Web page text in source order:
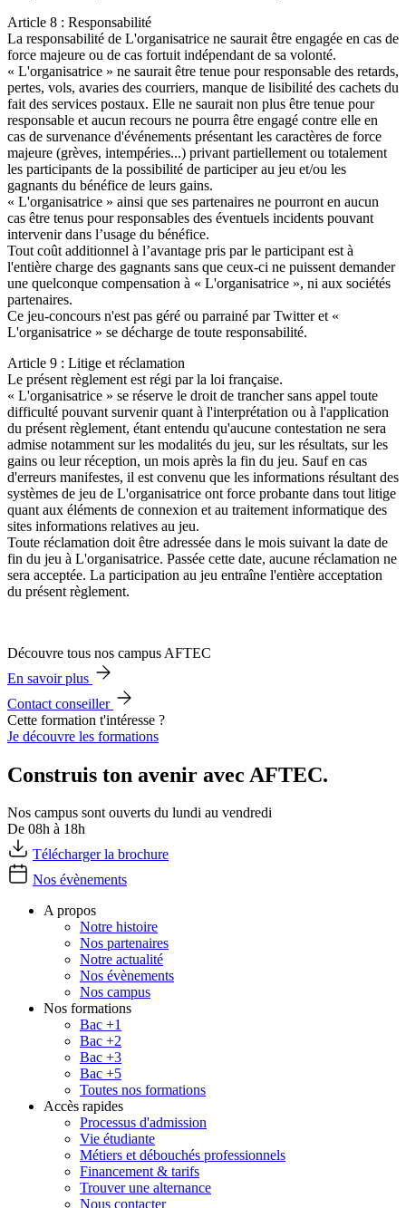
Article 8 : Responsabilité
La responsabilité de L'organisatrice ne saurait être engagée en cas de
force majeure ou de cas fortuit indépendant de sa volonté.
« L'organisatrice » ne saurait être tenue pour responsable des retards,
pertes, vols, avaries des courriers, manque de lisibilité des cachets du
fait des services postaux. Elle ne saurait non plus être tenue pour
responsable et aucun recours ne pourra être engagé contre elle en
cas de survenance d'événements présentant les caractères de force
majeure (grèves, intempéries...) privant partiellement ou totalement
les participants de la possibilité de participer au jeu et/ou les
gagnants du bénéfice de leurs gains.
« L'organisatrice » ainsi que ses partenaires ne pourront en aucun
cas être tenus pour responsables des éventuels incidents pouvant
intervenir dans l’usage du bénéfice.
Tout coût additionnel à l’avantage pris par le participant est à
l'entière charge des gagnants sans que ceux-ci ne puissent demander
une quelconque compensation à « L'organisatrice », ni aux sociétés
partenaires.
Ce jeu-concours n'est pas géré ou parrainé par Twitter et «
L'organisatrice » se décharge de toute responsabilité.
Article 9 : Litige et réclamation
Le présent règlement est régi par la loi française.
« L'organisatrice » se réserve le droit de trancher sans appel toute
difficulté pouvant survenir quant à l'interprétation ou à l'application
du présent règlement, étant entendu qu'aucune contestation ne sera
admise notamment sur les modalités du jeu, sur les résultats, sur les
gains ou leur réception, un mois après la fin du jeu. Sauf en cas
d'erreurs manifestes, il est convenu que les informations résultant des
systèmes de jeu de L'organisatrice ont force probante dans tout litige
quant aux éléments de connexion et au traitement informatique des
sites informations relatives au jeu.
Toute réclamation doit être adressée dans le mois suivant la date de
fin du jeu à L'organisatrice. Passée cette date, aucune réclamation ne
sera acceptée. La participation au jeu entraîne l'entière acceptation
du présent règlement.
Découvre tous nos campus AFTEC
En savoir plus
Contact conseiller
Cette formation t'intéresse ?
Je découvre les formations
Construis ton avenir avec AFTEC.
Nos campus sont ouverts du lundi au vendredi
De 08h à 18h
Télécharger la brochure
Nos évènements
A propos
Notre histoire
Nos partenaires
Notre actualité
Nos évènements
Nos campus
Nos formations
Bac +1
Bac +2
Bac +3
Bac +5
Toutes nos formations
Accès rapides
Processus d'admission
Vie étudiante
Métiers et débouchés professionnels
Financement & tarifs
Trouver une alternance
Nous contacter